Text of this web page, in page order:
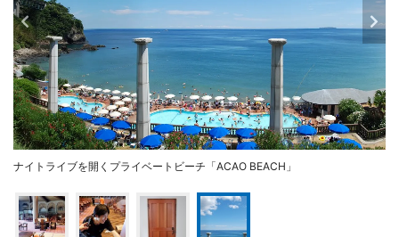
ナイトライブを開くプライベートビーチ「ACAO BEACH」